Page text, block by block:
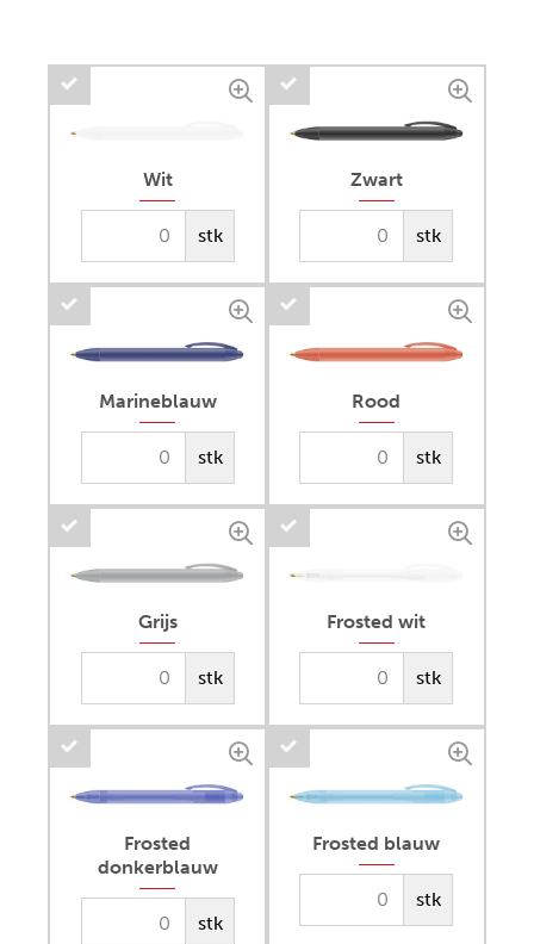
Wit
stk
Zwart
stk
Marineblauw
stk
Rood
stk
Grijs
stk
Frosted wit
stk
Frosted
donkerblauw
stk
Frosted blauw
stk